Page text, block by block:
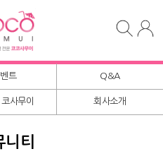
트 Q&A
사무이 회사소개
니티